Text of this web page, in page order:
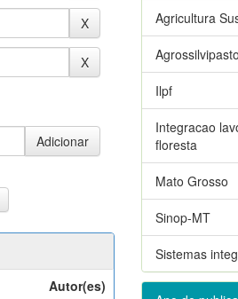
Autor(es)
Agricultura
Ilpf
Integracao
floresta
Mato Grosso
Sinop-MT
Sistemas